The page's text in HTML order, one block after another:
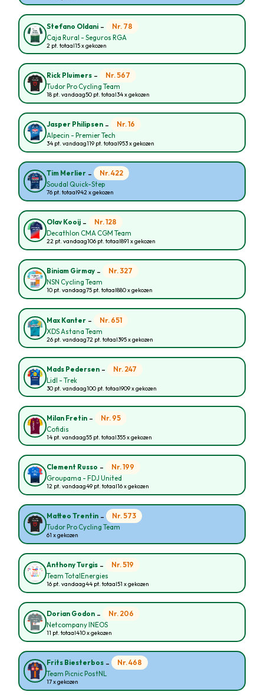
Stefano Oldani - Nr. 78
Caja Rural - Seguros RGA
2 pt. totaal15 x gekozen
Rick Pluimers - Nr. 567
Tudor Pro Cycling Team
18 pt. vandaag50 pt. totaal34 x gekozen
Jasper Philipsen - Nr. 16
Alpecin - Premier Tech
34 pt. vandaag119 pt. totaal953 x gekozen
Tim Merlier - Nr. 422
Soudal Quick-Step
76 pt. totaal942 x gekozen
Olav Kooij - Nr. 128
Decathlon CMA CGM Team
22 pt. vandaag106 pt. totaal891 x gekozen
Biniam Girmay - Nr. 327
NSN Cycling Team
10 pt. vandaag75 pt. totaal880 x gekozen
Max Kanter - Nr. 651
XDS Astana Team
26 pt. vandaag72 pt. totaal395 x gekozen
Mads Pedersen - Nr. 247
Lidl - Trek
30 pt. vandaag100 pt. totaal909 x gekozen
Milan Fretin - Nr. 95
Cofidis
14 pt. vandaag55 pt. totaal355 x gekozen
Clement Russo - Nr. 199
Groupama - FDJ United
12 pt. vandaag49 pt. totaal16 x gekozen
Matteo Trentin - Nr. 573
Tudor Pro Cycling Team
61 x gekozen
Anthony Turgis - Nr. 519
Team TotalEnergies
16 pt. vandaag44 pt. totaal51 x gekozen
Dorian Godon - Nr. 206
Netcompany INEOS
11 pt. totaal410 x gekozen
Frits Biesterbos - Nr. 468
Team Picnic PostNL
17 x gekozen